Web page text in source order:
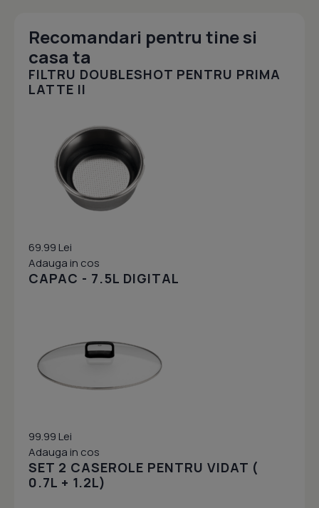
Recomandari pentru tine si
casa ta
FILTRU DOUBLESHOT PENTRU PRIMA
LATTE II
69.99 Lei
Adauga in cos
CAPAC - 7.5L DIGITAL
99.99 Lei
Adauga in cos
SET 2 CASEROLE PENTRU VIDAT (
0.7L + 1.2L)